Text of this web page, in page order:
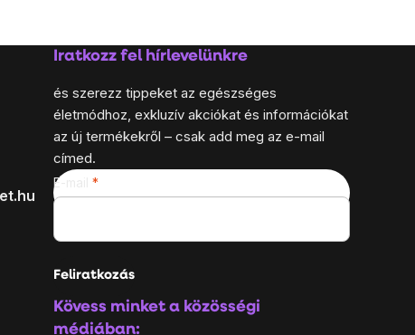
Iratkozz fel hírlevelünkre
és szerezz tippeket az egészséges
életmódhoz, exkluzív akciókat és információkat
az új termékekről – csak add meg az e-mail
címed.
E-mail
Feliratkozás
Kövess minket a közösségi
médiában: